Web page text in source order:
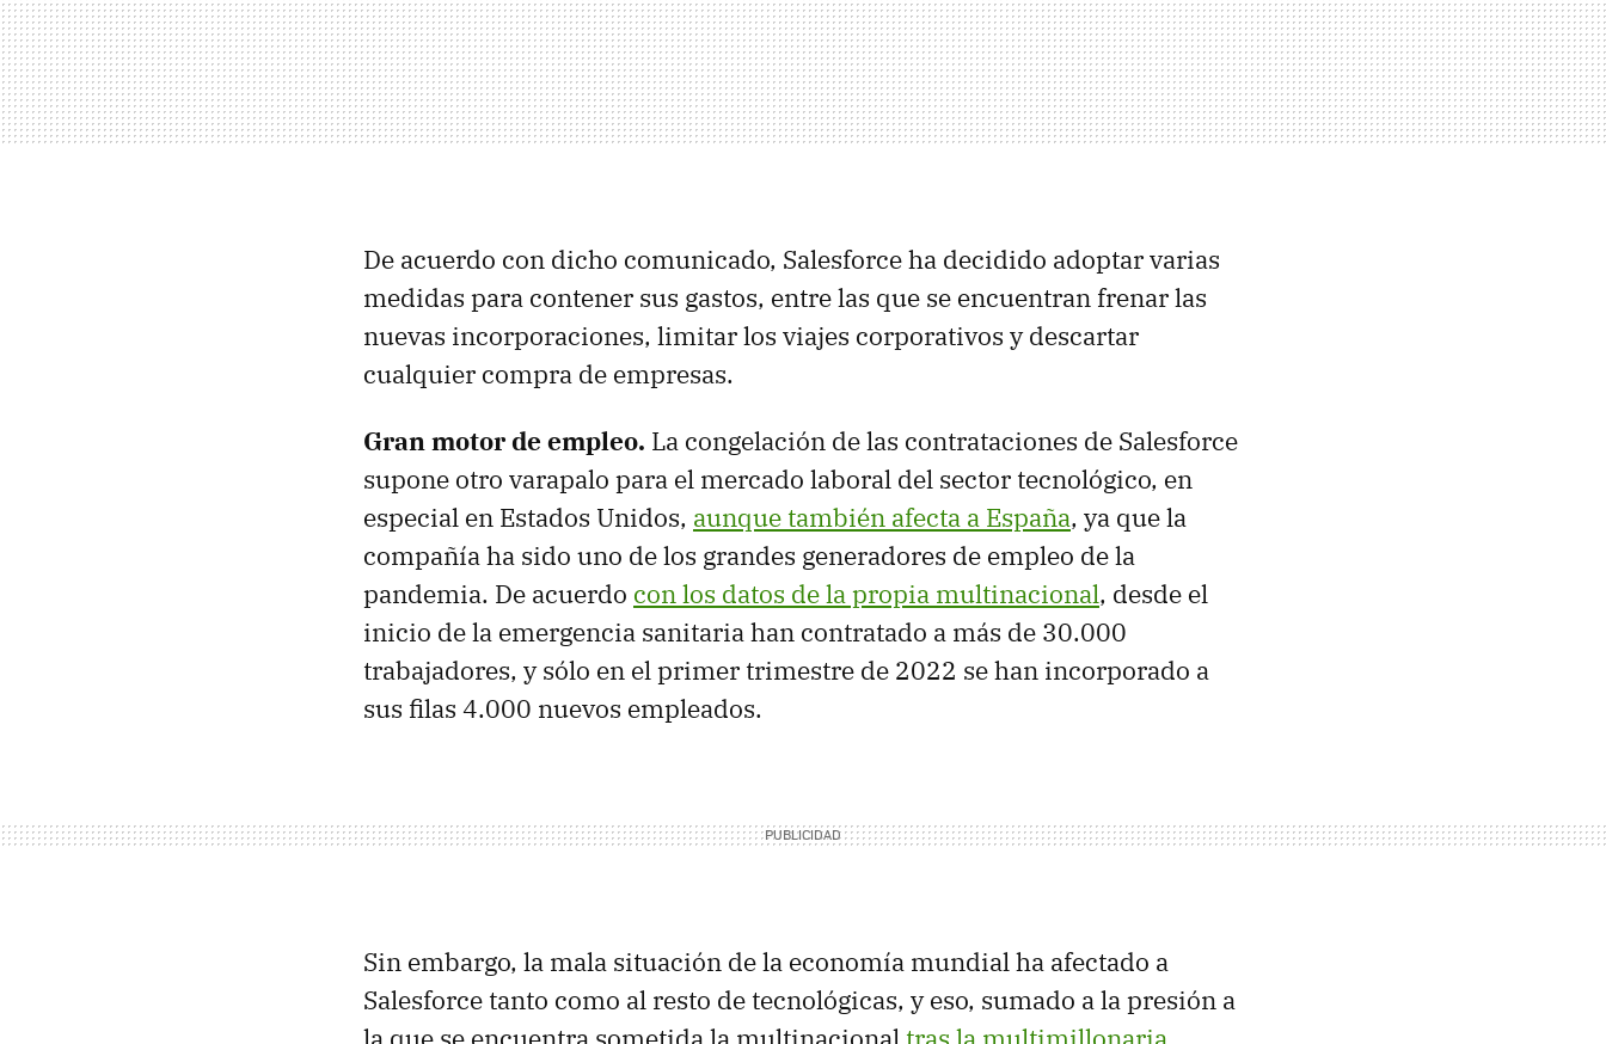
De acuerdo con dicho comunicado, Salesforce ha decidido adoptar varias
medidas para contener sus gastos, entre las que se encuentran frenar las
nuevas incorporaciones, limitar los viajes corporativos y descartar
cualquier compra de empresas.
Gran motor de empleo. La congelación de las contrataciones de Salesforce
supone otro varapalo para el mercado laboral del sector tecnológico, en
especial en Estados Unidos, aunque también afecta a España, ya que la
compañía ha sido uno de los grandes generadores de empleo de la
pandemia. De acuerdo con los datos de la propia multinacional, desde el
inicio de la emergencia sanitaria han contratado a más de 30.000
trabajadores, y sólo en el primer trimestre de 2022 se han incorporado a
sus filas 4.000 nuevos empleados.
Sin embargo, la mala situación de la economía mundial ha afectado a
Salesforce tanto como al resto de tecnológicas, y eso, sumado a la presión a